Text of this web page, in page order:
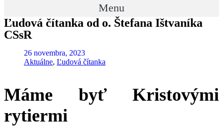
Menu
Ľudová čítanka od o. Štefana Ištvaníka
CSsR
26 novembra, 2023
Aktuálne, Ľudová čítanka
Máme byť Kristovými
rytiermi